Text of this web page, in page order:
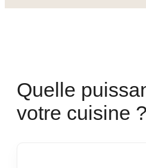
Quelle
votre cuisine ?